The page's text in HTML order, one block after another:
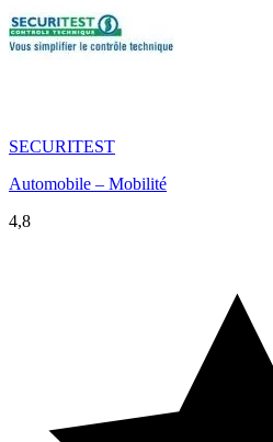
SECURITEST
Automobile – Mobilité
4,8